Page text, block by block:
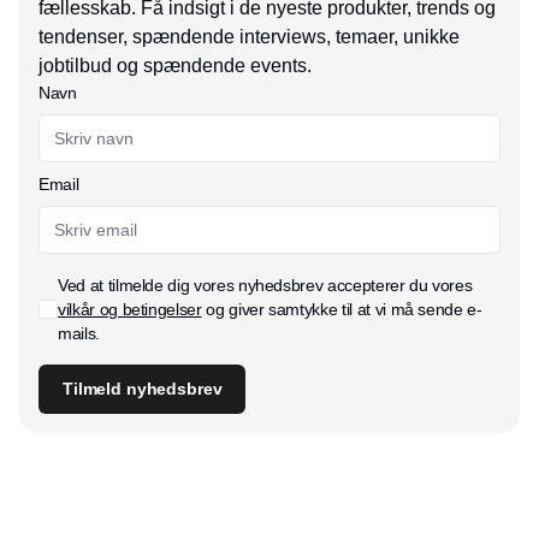
fællesskab. Få indsigt i de nyeste produkter, trends og
tendenser, spændende interviews, temaer, unikke
jobtilbud og spændende events.
Navn
Email
Ved at tilmelde dig vores nyhedsbrev accepterer du vores
vilkår og betingelserog giver samtykke til at vi må sende e-
mails.
Tilmeld nyhedsbrev